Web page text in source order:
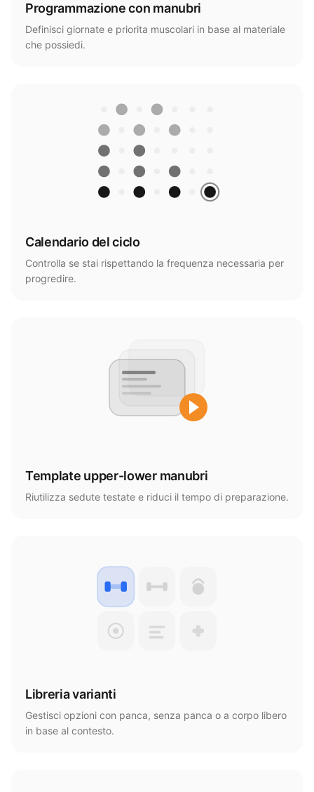
Programmazione con manubri
Definisci giornate e priorita muscolari in base al materiale
che possiedi.
Calendario del ciclo
Controlla se stai rispettando la frequenza necessaria per
progredire.
Template upper-lower manubri
Riutilizza sedute testate e riduci il tempo di preparazione.
Libreria varianti
Gestisci opzioni con panca, senza panca o a corpo libero
in base al contesto.